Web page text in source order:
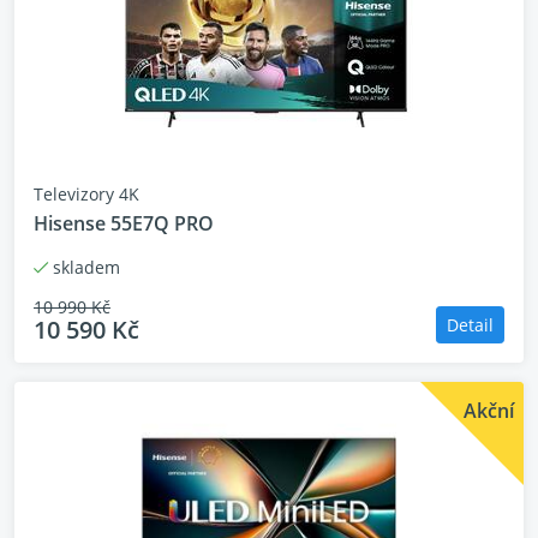
Každý detail je pečlivě zpracován, aby byly
zajištěny ty nejbohatší barvy a nejhlubší černá,
což vytváří ohromující obraz po celé ploše
Televizory 4K
Hisense 55E7Q PRO
skladem
10 990 Kč
10 590 Kč Detail
Akční